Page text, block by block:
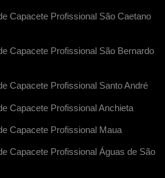
Capacete Profissional São Caetano
Capacete Profissional São Bernardo
Capacete Profissional Santo André
Capacete Profissional Anchieta
Capacete Profissional Maua
Capacete Profissional Águas de São